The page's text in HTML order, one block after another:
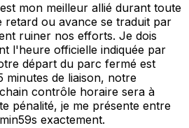
mon meilleur allié durant toute
retard ou avance se traduit par
ruiner nos efforts. Je dois
l'heure officielle indiquée par
départ du parc fermé est
minutes de liaison, notre
contrôle horaire sera à
pénalité, je me présente entre
exactement.